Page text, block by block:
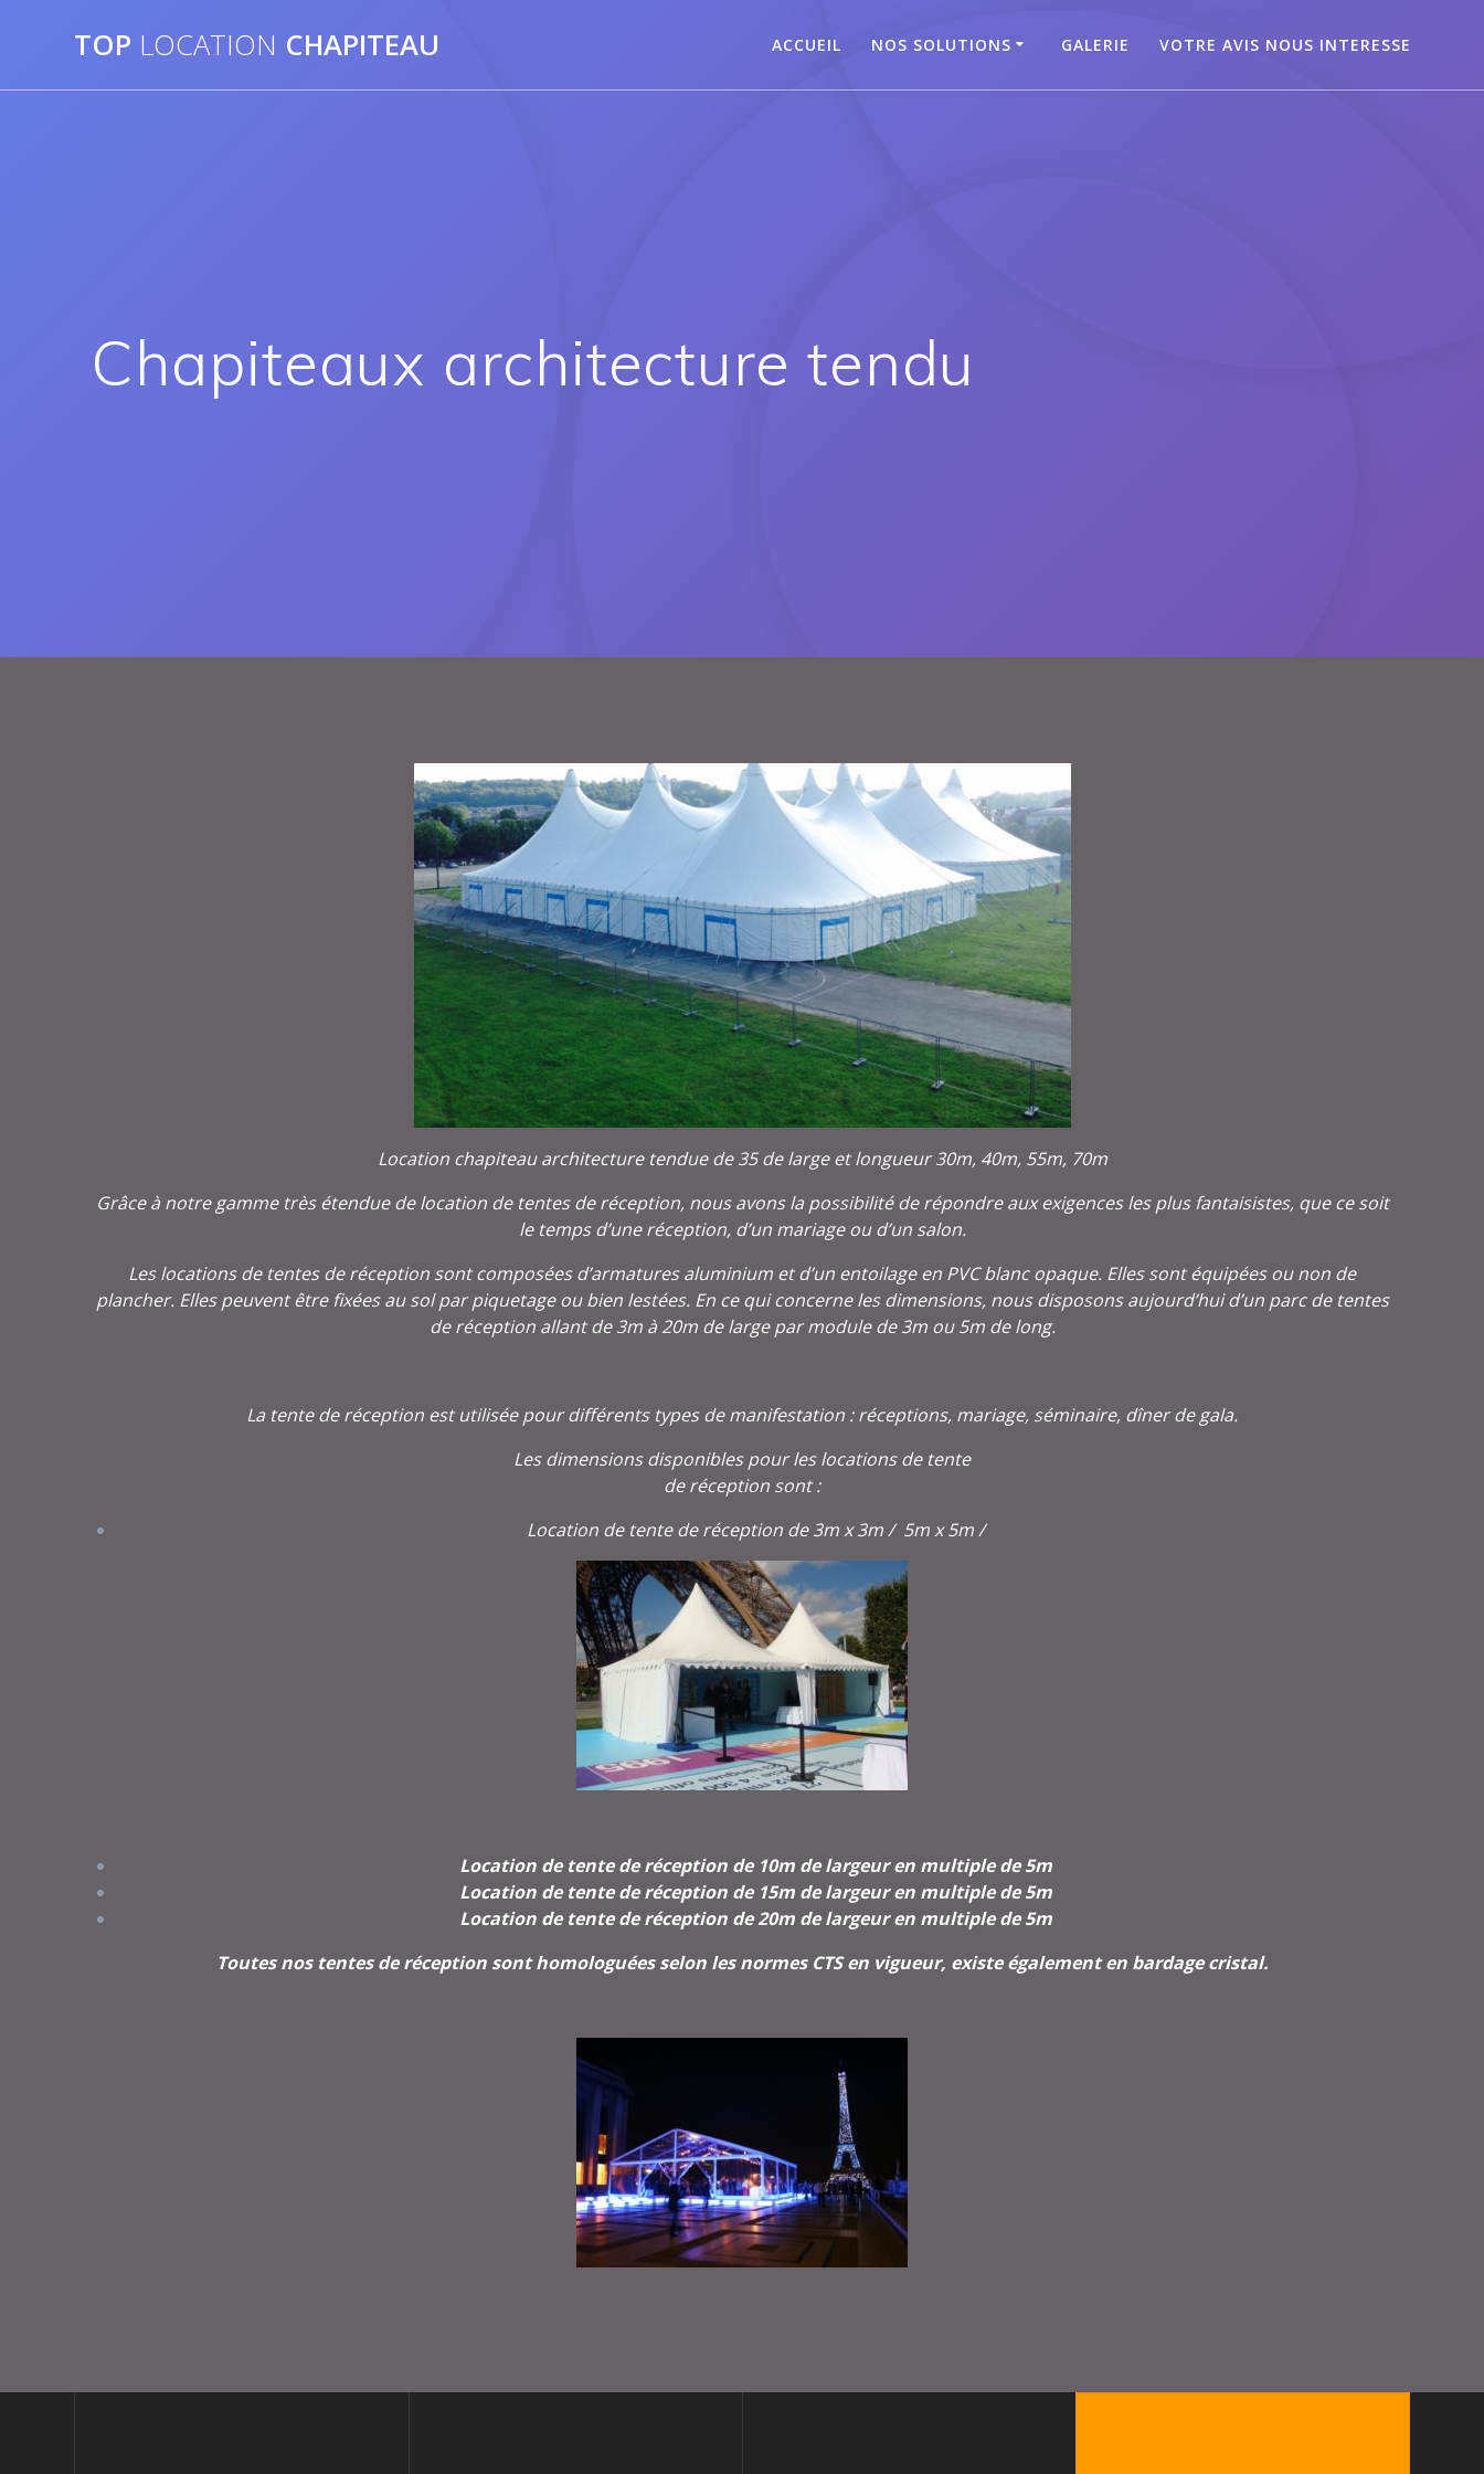
TOP LOCATION CHAPITEAU ACCUEIL NOS SOLUTIONS GALERIE VOTRE AVIS NOUS INTERESSE
Chapiteaux architecture tendu
Location chapiteau architecture tendue de 35 de large et longueur 30m, 40m, 55m, 70m
Grâce à notre gamme très étendue de location de tentes de réception, nous avons la possibilité de répondre aux exigences les plus fantaisistes, que ce soit
le temps d’une réception, d’un mariage ou d’un salon.
Les locations de tentes de réception sont composées d’armatures aluminium et d’un entoilage en PVC blanc opaque. Elles sont équipées ou non de
plancher. Elles peuvent être fixées au sol par piquetage ou bien lestées. En ce qui concerne les dimensions, nous disposons aujourd’hui d’un parc de tentes
de réception allant de 3m à 20m de large par module de 3m ou 5m de long.
La tente de réception est utilisée pour différents types de manifestation : réceptions, mariage, séminaire, dîner de gala.
Les dimensions disponibles pour les locations de tente
de réception sont :
Location de tente de réception de 3m x 3m / 5m x 5m /
Location de tente de réception de 10m de largeur en multiple de 5m
Location de tente de réception de 15m de largeur en multiple de 5m
Location de tente de réception de 20m de largeur en multiple de 5m
Toutes nos tentes de réception sont homologuées selon les normes CTS en vigueur, existe également en bardage cristal.